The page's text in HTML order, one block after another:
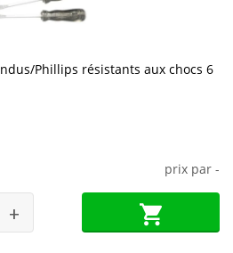
Phillips résistants aux chocs 6
prix par -
+